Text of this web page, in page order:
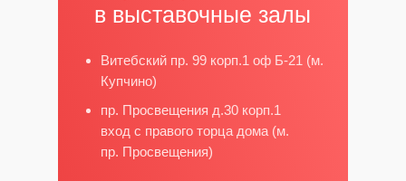
Витебский пр. 99 корп.1 оф Б-21 (м.
Купчино)
пр. Просвещения д.30 корп.1
вход с правого торца дома (м.
пр. Просвещения)
в выставочные залы